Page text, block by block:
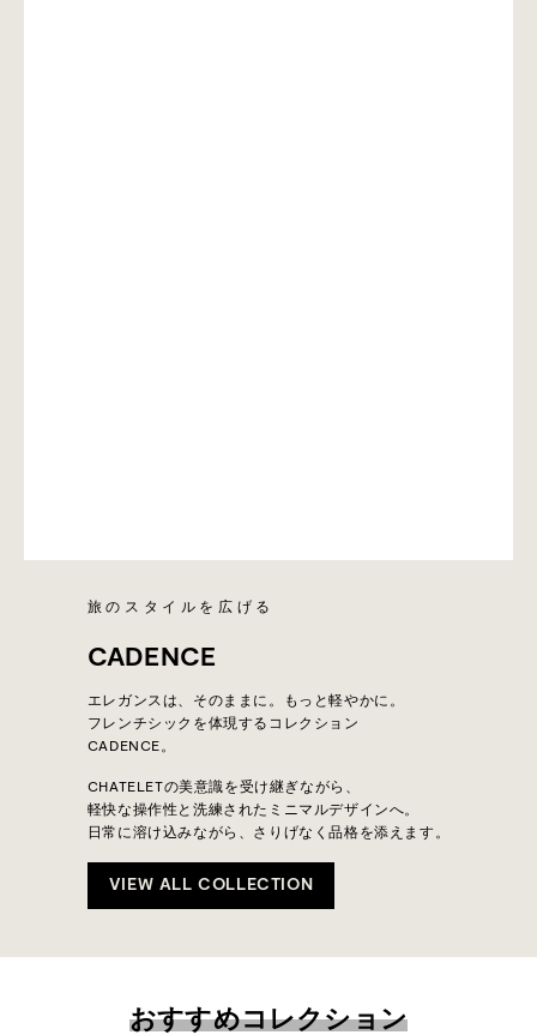
旅のスタイルを広げる
CADENCE
エレガンスは、そのままに。もっと軽やかに。
フレンチシックを体現するコレクション
CADENCE。
CHATELETの美意識を受け継ぎながら、
軽快な操作性と洗練されたミニマルデザインへ。
日常に溶け込みながら、さりげなく品格を添えます。
VIEW ALL COLLECTION
おすすめコレクション